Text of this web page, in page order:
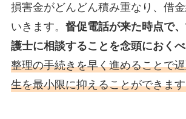
損害金がどんどん積み重なり、借
いきます。 督促電話が来た時点で
護士に相談することを念頭におくべ
整理の手続きを早く進めることで
生を最小限に抑えることができま